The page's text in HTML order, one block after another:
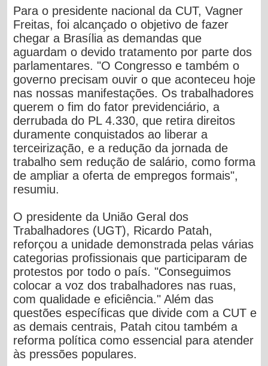
Para o presidente nacional da CUT, Vagner
Freitas, foi alcançado o objetivo de fazer
chegar a Brasília as demandas que
aguardam o devido tratamento por parte dos
parlamentares. "O Congresso e também o
governo precisam ouvir o que aconteceu hoje
nas nossas manifestações. Os trabalhadores
querem o fim do fator previdenciário, a
derrubada do PL 4.330, que retira direitos
duramente conquistados ao liberar a
terceirização, e a redução da jornada de
trabalho sem redução de salário, como forma
de ampliar a oferta de empregos formais",
resumiu.
O presidente da União Geral dos
Trabalhadores (UGT), Ricardo Patah,
reforçou a unidade demonstrada pelas várias
categorias profissionais que participaram de
protestos por todo o país. "Conseguimos
colocar a voz dos trabalhadores nas ruas,
com qualidade e eficiência." Além das
questões específicas que divide com a CUT e
as demais centrais, Patah citou também a
reforma política como essencial para atender
às pressões populares.